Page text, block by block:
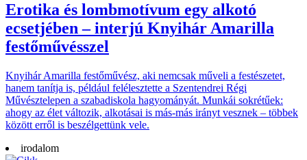
Erotika és lombmotívum egy alkotó
ecsetjében – interjú Knyihár Amarilla
festőművésszel
Knyihár Amarilla festőművész, aki nemcsak műveli a festészetet,
hanem tanítja is, például felélesztette a Szentendrei Régi
Művésztelepen a szabadiskola hagyományát. Munkái sokrétűek:
ahogy az élet változik, alkotásai is más-más irányt vesznek – többek
között erről is beszélgettünk vele.
irodalom